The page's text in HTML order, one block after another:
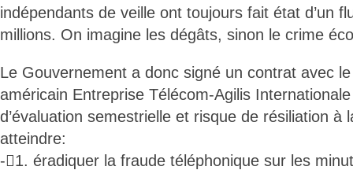
indépendants de veille ont toujours fait état d’un
millions. On imagine les dégâts, sinon le crime
Le Gouvernement a donc signé un contrat avec
américain Entreprise Télécom-Agilis
d’évaluation semestrielle et risque de résiliation à
atteindre:
-1. éradiquer la fraude téléphonique sur les